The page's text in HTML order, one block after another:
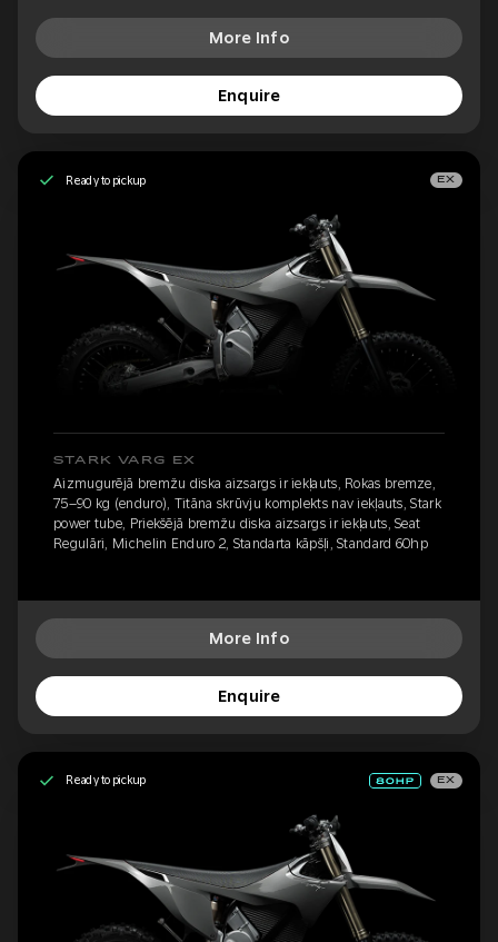
More Info
Enquire
Ready to pickup EX
STARK VARG EX
Aizmugurējā bremžu diska aizsargs ir iekļauts, Rokas bremze,
75–90 kg (enduro), Titāna skrūvju komplekts nav iekļauts, Stark
power tube, Priekšējā bremžu diska aizsargs ir iekļauts, Seat
Regulāri, Michelin Enduro 2, Standarta kāpšļi, Standard 60hp
More Info
Enquire
Ready to pickup EX